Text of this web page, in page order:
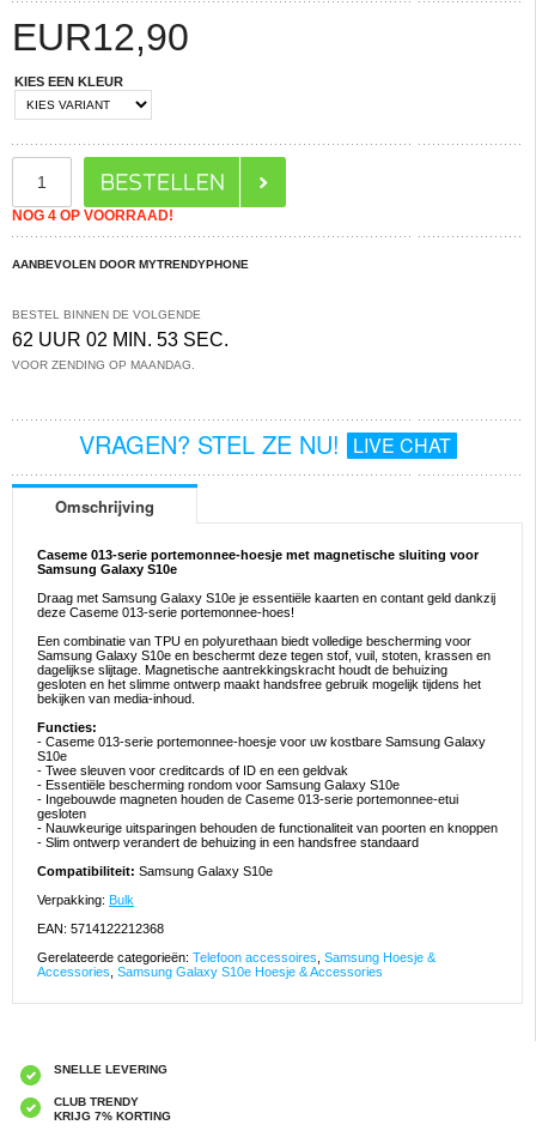
EUR12,90
KIES EEN KLEUR
NOG 4 OP VOORRAAD!
AANBEVOLEN DOOR MYTRENDYPHONE
BESTEL BINNEN DE VOLGENDE
62 UUR 02 MIN. 53 SEC.
VOOR ZENDING OP MAANDAG.
VRAGEN? STEL ZE NU! LIVE CHAT
Omschrijving
Caseme 013-serie portemonnee-hoesje met magnetische sluiting voor
Samsung Galaxy S10e
Draag met Samsung Galaxy S10e je essentiële kaarten en contant geld dankzij
deze Caseme 013-serie portemonnee-hoes!
Een combinatie van TPU en polyurethaan biedt volledige bescherming voor
Samsung Galaxy S10e en beschermt deze tegen stof, vuil, stoten, krassen en
dagelijkse slijtage. Magnetische aantrekkingskracht houdt de behuizing
gesloten en het slimme ontwerp maakt handsfree gebruik mogelijk tijdens het
bekijken van media-inhoud.
Functies:
- Caseme 013-serie portemonnee-hoesje voor uw kostbare Samsung Galaxy
S10e
- Twee sleuven voor creditcards of ID en een geldvak
- Essentiële bescherming rondom voor Samsung Galaxy S10e
- Ingebouwde magneten houden de Caseme 013-serie portemonnee-etui
gesloten
- Nauwkeurige uitsparingen behouden de functionaliteit van poorten en knoppen
- Slim ontwerp verandert de behuizing in een handsfree standaard
Compatibiliteit: Samsung Galaxy S10e
Verpakking: Bulk
EAN: 5714122212368
Gerelateerde categorieën: Telefoon accessoires Samsung Hoesje &
Accessories Samsung Galaxy S10e Hoesje & Accessories
SNELLE LEVERING
CLUB TRENDY
KRIJG 7% KORTING